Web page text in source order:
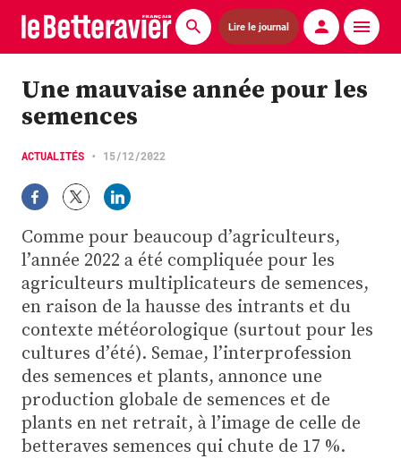
Lire le journal
Actualités
Économie
Agronomie
Matériels
La technique ITB
Pommes de terre
Guides pratiques
Chasse
Plus
Une mauvaise année pour les
semences
ACTUALITÉS • 15/12/2022
Comme pour beaucoup d’agriculteurs,
l’année 2022 a été compliquée pour les
agriculteurs multiplicateurs de semences,
en raison de la hausse des intrants et du
contexte météorologique (surtout pour les
cultures d’été). Semae, l’interprofession
des semences et plants, annonce une
production globale de semences et de
plants en net retrait, à l’image de celle de
betteraves semences qui chute de 17 %.